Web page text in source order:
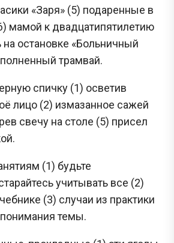
«Заря» (5) подаренные в
мамой к двадцатипятилетию
остановке «Больничный
трамвай.
спичку (1) осветив
лицо (2) измазанное сажей
свечу на столе (5) присел
(1) будьте
учитывать все (2)
(3) случаи из практики
темы.